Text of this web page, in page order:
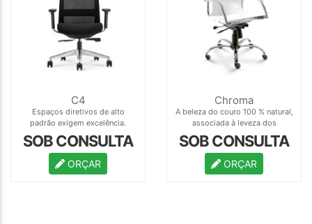
C4
Espaços diretivos de alto
padrão exigem excelência.
SOB CONSULTA
ORÇAR
Chroma
A beleza do couro 100 % natural,
associada à leveza dos
cromados.
SOB CONSULTA
ORÇAR